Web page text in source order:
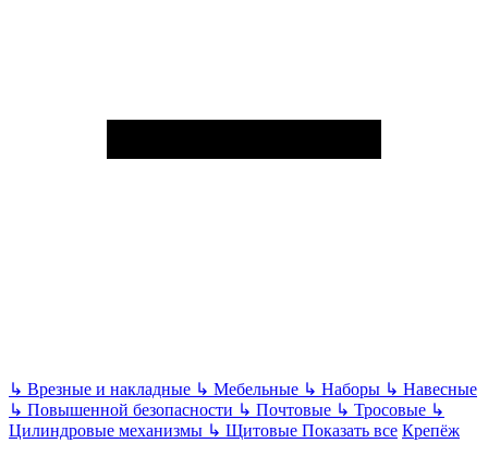
↳ Врезные и накладные ↳ Мебельные ↳ Наборы ↳ Навесные
↳ Повышенной безопасности ↳ Почтовые ↳ Тросовые ↳
Цилиндровые механизмы ↳ Щитовые Показать все Крепёж